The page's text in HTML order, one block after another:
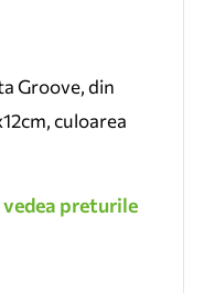
Groove, din
culoarea
preturile